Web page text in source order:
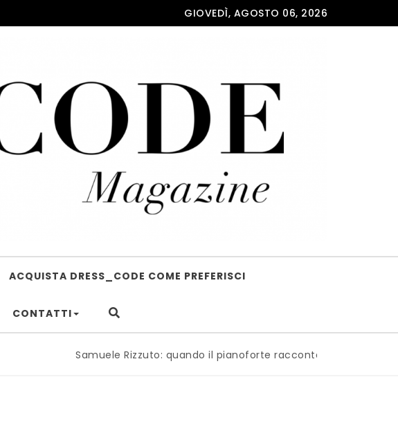
GIOVEDÌ, AGOSTO 06, 2026
ACQUISTA DRESS_CODE COME PREFERISCI
CONTATTI
Samuele Rizzuto: quando il pianoforte racconta l’anima dell’Italia